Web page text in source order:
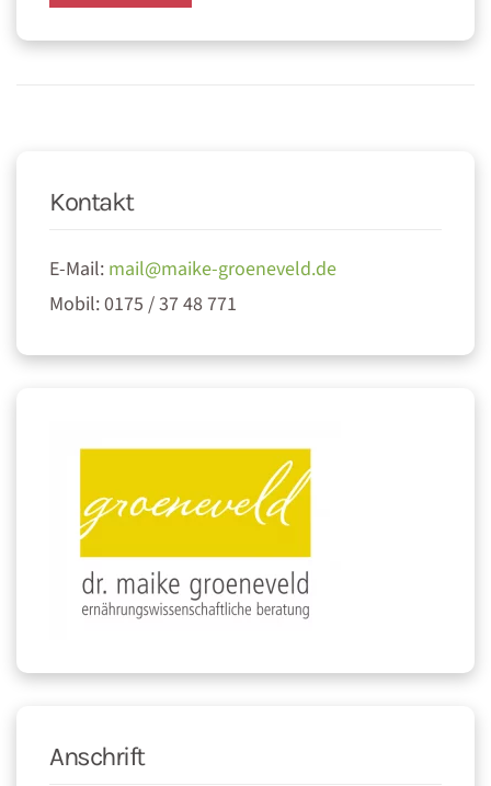
Kontakt
E-Mail: mail@maike-groeneveld.de
Mobil: 0175 / 37 48 771
Anschrift